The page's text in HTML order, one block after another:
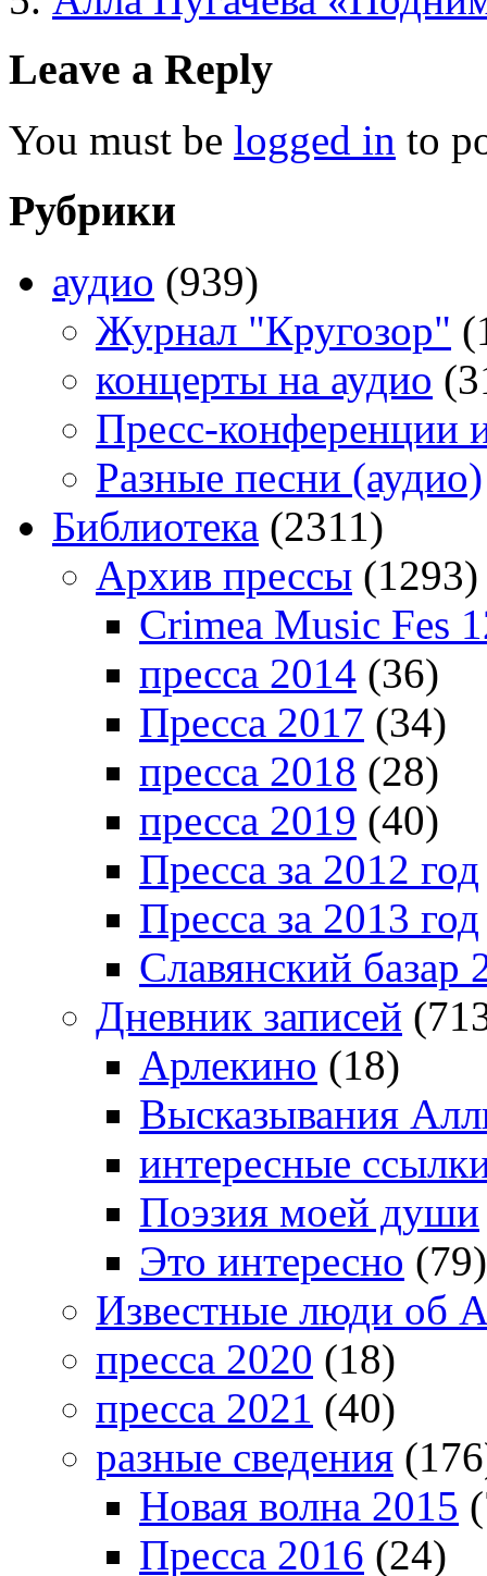
Leave a Reply
You must be logged in to
Рубрики
аудио (939)
Журнал "Кругозор"
концерты на аудио
Пресс-конференции
Разные песни (аудио)
Библиотека (2311)
Архив прессы (1293)
Crimea Music Fes
пресса 2014 (36)
Пресса 2017 (34)
пресса 2018 (28)
пресса 2019 (40)
Пресса за 2012 год
Пресса за 2013 год
Славянский базар
Дневник записей
Арлекино (18)
Высказывания
интересные
Поэзия моей души
Это интересно (79)
Известные люди об
пресса 2020 (18)
пресса 2021 (40)
разные сведения
Новая волна 2015
Пресса 2016 (24)